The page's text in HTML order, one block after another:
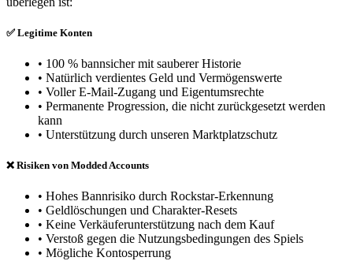
✅ Legitime Konten
• 100 % bannsicher mit sauberer Historie
• Natürlich verdientes Geld und Vermögenswerte
• Voller E-Mail-Zugang und Eigentumsrechte
• Permanente Progression, die nicht zurückgesetzt werden
kann
• Unterstützung durch unseren Marktplatzschutz
❌ Risiken von Modded Accounts
• Hohes Bannrisiko durch Rockstar-Erkennung
• Geldlöschungen und Charakter-Resets
• Keine Verkäuferunterstützung nach dem Kauf
• Verstoß gegen die Nutzungsbedingungen des Spiels
• Mögliche Kontosperrung